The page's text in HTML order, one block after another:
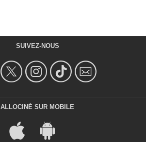
SUIVEZ-NOUS
ALLOCINÉ SUR MOBILE